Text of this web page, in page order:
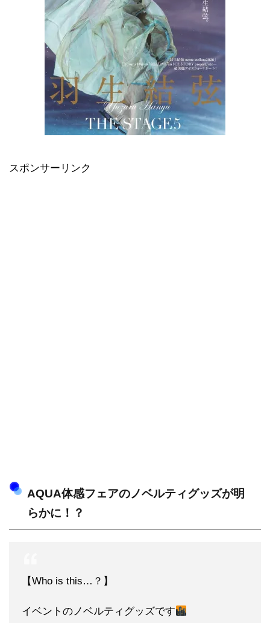
スポンサーリンク
AQUA体感フェアのノベルティグッズが明
らかに！？
【Who is this…？】
イベントのノベルティグッズです